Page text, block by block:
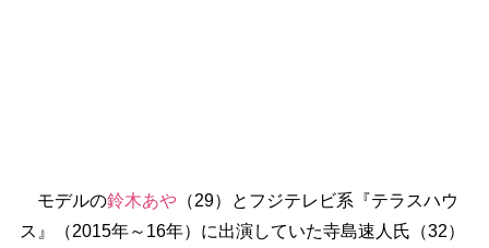
モデルの鈴木あ（29）とフジテレビ系『テラスハウ
ス』（2015年～16年）に出演していた寺島速人氏（32）